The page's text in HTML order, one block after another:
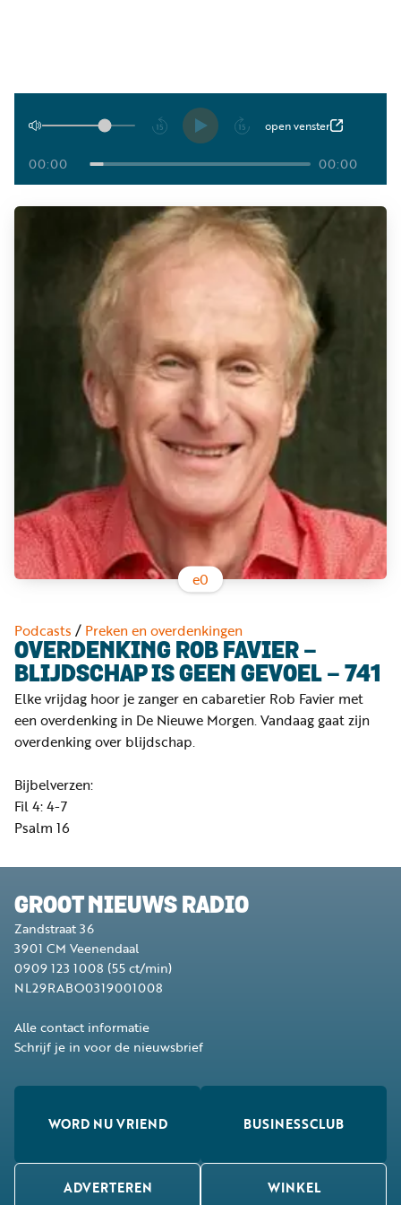
Afspelen open venster
00:00 00:00
e0
Podcasts / Preken en overdenkingen
OVERDENKING ROB FAVIER -
BLIJDSCHAP IS GEEN GEVOEL - 741
Elke vrijdag hoor je zanger en cabaretier Rob Favier met
een overdenking in De Nieuwe Morgen. Vandaag gaat zijn
overdenking over blijdschap.
Bijbelverzen:
Fil 4: 4-7
Psalm 16
GROOT NIEUWS RADIO
Zandstraat 36
3901 CM Veenendaal
0909 123 1008 (55 ct/min)
NL29RABO0319001008
Alle contact informatie
Schrijf je in voor de nieuwsbrief
WORD NU VRIEND BUSINESSCLUB
ADVERTEREN WINKEL
Podcasts
Muziek
Artikelen
Businessclub
Adverteren
Winkel
Privacy
reglement
Algemene
voorwaarden